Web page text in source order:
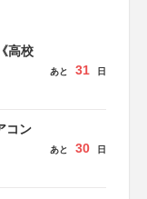
高校
あと 31 日
コン
あと 30 日